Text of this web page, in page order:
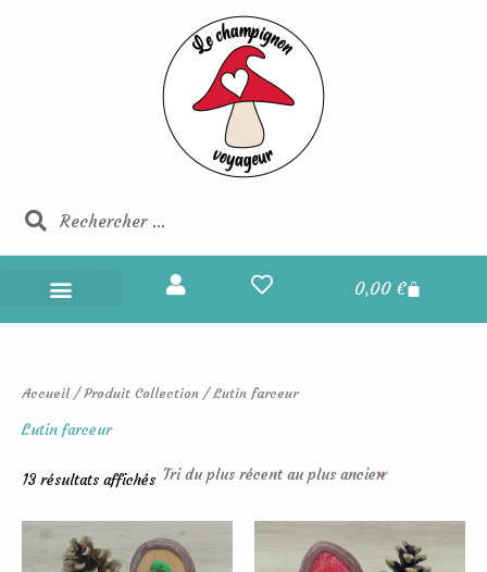
RechercherRechercher
0,00 €Panier
Accueil / Produit Collection / Lutin farceur
Lutin farceur
13 résultats affichés
récent
au
plus
ancien